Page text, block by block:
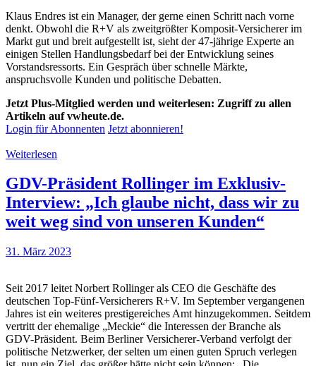
Klaus Endres ist ein Manager, der gerne einen Schritt nach vorne
denkt. Obwohl die R+V als zweitgrößter Komposit-Versicherer im
Markt gut und breit aufgestellt ist, sieht der 47-jährige Experte an
einigen Stellen Handlungsbedarf bei der Entwicklung seines
Vorstandsressorts. Ein Gespräch über schnelle Märkte,
anspruchsvolle Kunden und politische Debatten.
Jetzt Plus-Mitglied werden und weiterlesen: Zugriff zu allen
Artikeln auf vwheute.de.
Login für Abonnenten Jetzt abonnieren!
Weiterlesen
GDV-Präsident Rollinger im Exklusiv-
Interview: „Ich glaube nicht, dass wir zu
weit weg sind von unseren Kunden“
31. März 2023
Seit 2017 leitet Norbert Rollinger als CEO die Geschäfte des
deutschen Top-Fünf-Versicherers R+V. Im September vergangenen
Jahres ist ein weiteres prestigereiches Amt hinzugekommen. Seitdem
vertritt der ehemalige „Meckie“ die Interessen der Branche als
GDV-Präsident. Beim Berliner Versicherer-Verband verfolgt der
politische Netzwerker, der selten um einen guten Spruch verlegen